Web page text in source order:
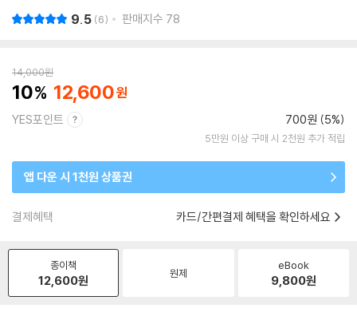
9.5 6 판매지수 78
14,000원
10 12,600
YES포인트 700원 (5%)
5만원 이상 구매 시 2천원 추가 적립
앱 다운 시 1천원 상품권
결제혜택 카드/간편결제 혜택을 확인하세요
종이책
12,600원 원제
eBook
9,800원